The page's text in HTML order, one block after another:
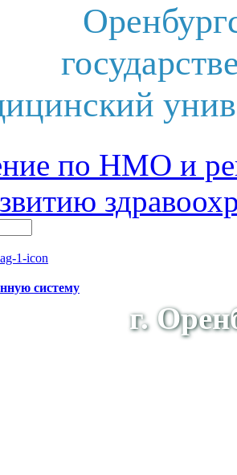
по НМО и
систему
г.